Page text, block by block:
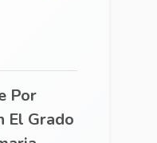
Por
El Grado